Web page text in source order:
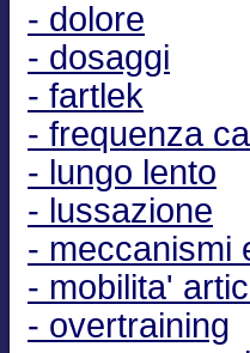
- dolore
- dosaggi
- fartlek
- frequenza
- lungo lento
- lussazione
- meccanismi
- mobilita'
- overtraining